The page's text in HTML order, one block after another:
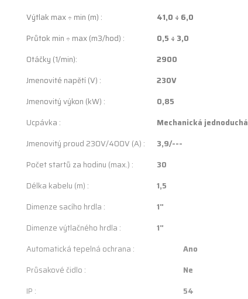
Výtlak max ÷ min (m) :
41,0 ÷ 6,0
Průtok min ÷ max (m3/hod) :
0,5 ÷ 3,0
Otáčky (1/min):
2900
Jmenovité napětí (V) :
230V
Jmenovitý výkon (kW) :
0,85
Ucpávka :
Mechanická jednoduchá
Jmenovitý proud 230V/400V (A) :
3,9/---
Počet startů za hodinu (max.) :
30
Délka kabelu (m) :
1,5
Dimenze sacího hrdla :
1"
Dimenze výtlačného hrdla :
1"
Automatická tepelná ochrana :
Ano
Průsakové čidlo :
Ne
IP :
54